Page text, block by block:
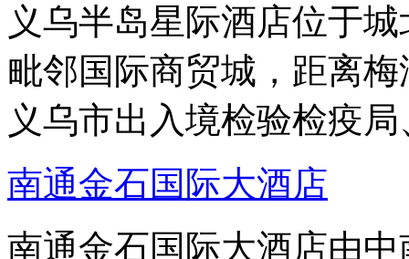
义乌半岛星际酒店位于
毗邻国际商贸城，距离
义乌市出入境检验检疫
南通金石国际大酒店
南通金石国际大酒店由